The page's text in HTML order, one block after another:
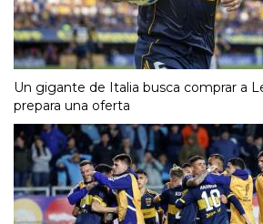
Un gigante de Italia busca comprar a
prepara una oferta